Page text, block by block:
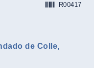
R00417
de Colle,